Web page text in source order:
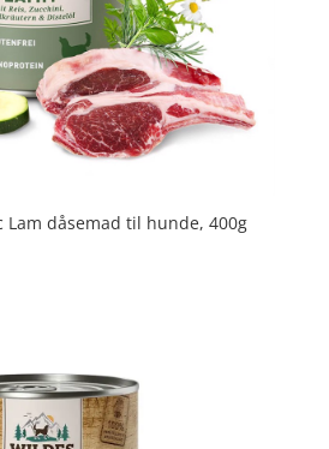
Lam dåsemad til hunde, 400g